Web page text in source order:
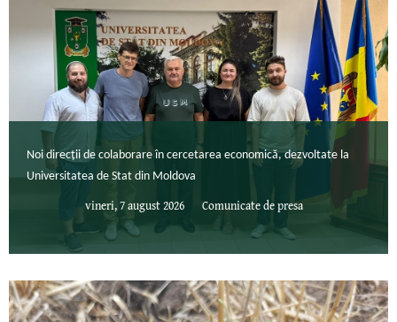
Noi direcții de colaborare în cercetarea economică, dezvoltate la
Universitatea de Stat din Moldova
vineri, 7 august 2026 Comunicate de presa